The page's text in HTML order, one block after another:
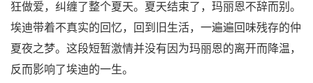
狂做爱，纠缠了整个夏天。夏天结束了，玛丽恩不辞而别。
埃迪带着不真实的回忆，回到旧生活，一遍遍回味残存的仲
夏夜之梦。这段短暂激情并没有因为玛丽恩的离开而降温，
反而影响了埃迪的一生。